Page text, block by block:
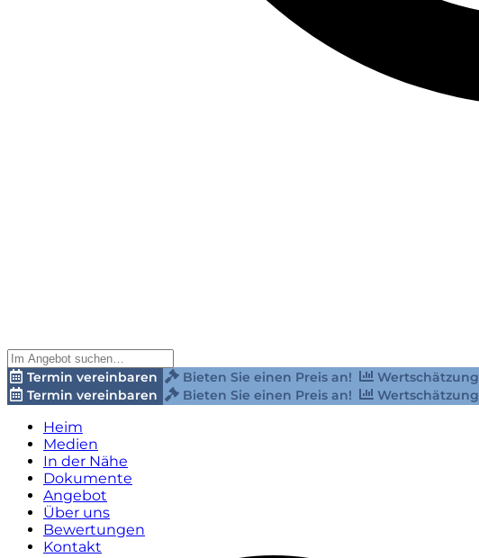
Termin vereinbaren Bieten Sie einen Preis an!
Wertschätzung
Termin vereinbaren
Bieten Sie einen Preis an! Wertschätzung
Heim
Medien
In der Nähe
Dokumente
Angebot
Über uns
Bewertungen
Kontakt